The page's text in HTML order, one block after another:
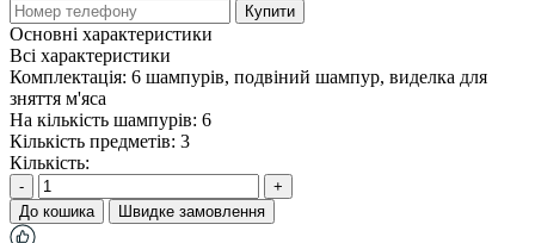
Купити
Основні характеристики
Всі характеристики
Комплектація: 6 шампурів, подвіний шампур, виделка для
зняття м'яса
На кількість шампурів: 6
Кількість предметів: 3
Кількість:
-
+
До кошика
Швидке замовлення